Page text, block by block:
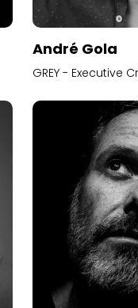
André Gola
GREY - Executive